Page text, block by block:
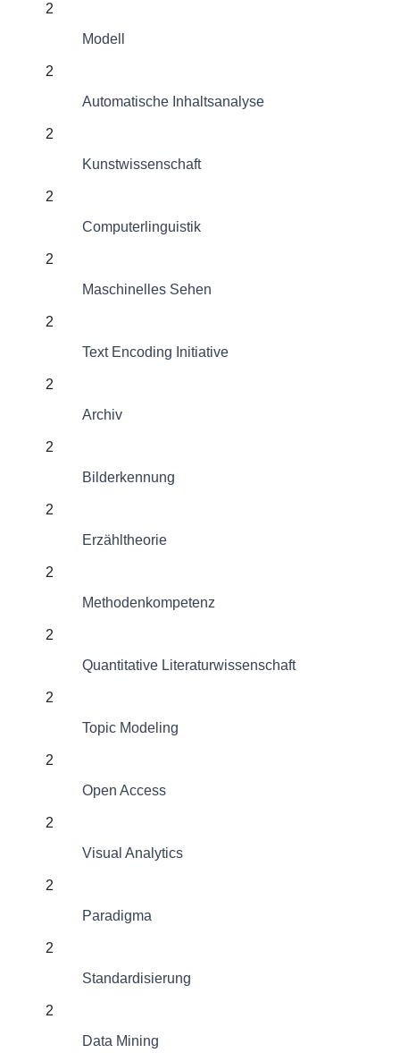
2
Modell
2
Automatische Inhaltsanalyse
2
Kunstwissenschaft
2
Computerlinguistik
2
Maschinelles Sehen
2
Text Encoding Initiative
2
Archiv
2
Bilderkennung
2
Erzähltheorie
2
Methodenkompetenz
2
Quantitative Literaturwissenschaft
2
Topic Modeling
2
Open Access
2
Visual Analytics
2
Paradigma
2
Standardisierung
2
Data Mining